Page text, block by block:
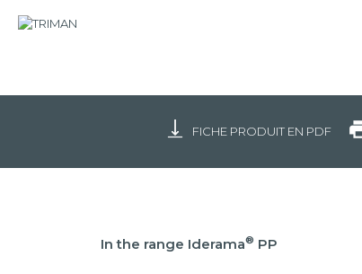
FICHE PRODUIT EN PDF
In the range Iderama® PP